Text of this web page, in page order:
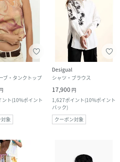
ブ・タンクトップ
ント(10%ポイント
象
Desigual
シャツ・ブラウス
17,900 円
1,627ポイント(10%ポイント
バック)
クーポン対象